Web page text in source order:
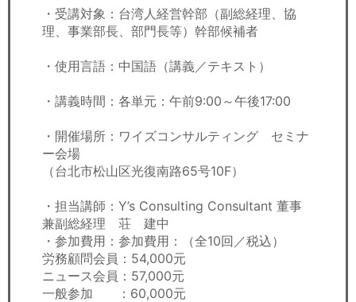
・受講対象：台湾人経営幹部（副総経理、協
理、事業部長、部門長等）幹部候補者
・使用言語：中国語（講義／テキスト）
・講義時間：各単元：午前9:00～午後17:00
・開催場所：ワイズコンサルティング セミナ
ー会場
（台北市松山区光復南路65号10F）
・担当講師：Y’s Consulting Consultant 董事
兼副総経理 荘 建中
・参加費用：参加費用：（全10回／税込）
労務顧問会員：54,000元
ニュース会員：57,000元
一般参加 ：60,000元